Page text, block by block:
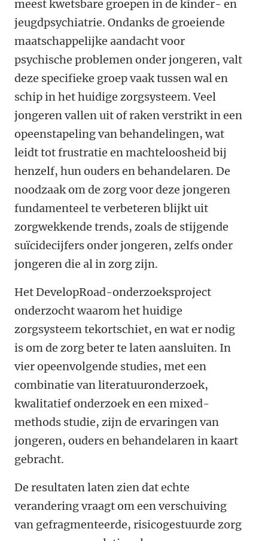
meest kwetsbare groepen in de kinder- en
jeugdpsychiatrie. Ondanks de groeiende
maatschappelijke aandacht voor
psychische problemen onder jongeren, valt
deze specifieke groep vaak tussen wal en
schip in het huidige zorgsysteem. Veel
jongeren vallen uit of raken verstrikt in een
opeenstapeling van behandelingen, wat
leidt tot frustratie en machteloosheid bij
henzelf, hun ouders en behandelaren. De
noodzaak om de zorg voor deze jongeren
fundamenteel te verbeteren blijkt uit
zorgwekkende trends, zoals de stijgende
suïcidecijfers onder jongeren, zelfs onder
jongeren die al in zorg zijn.
Het DevelopRoad-onderzoeksproject
onderzocht waarom het huidige
zorgsysteem tekortschiet, en wat er nodig
is om de zorg beter te laten aansluiten. In
vier opeenvolgende studies, met een
combinatie van literatuuronderzoek,
kwalitatief onderzoek en een mixed-
methods studie, zijn de ervaringen van
jongeren, ouders en behandelaren in kaart
gebracht.
De resultaten laten zien dat echte
verandering vraagt om een verschuiving
van gefragmenteerde, risicogestuurde zorg